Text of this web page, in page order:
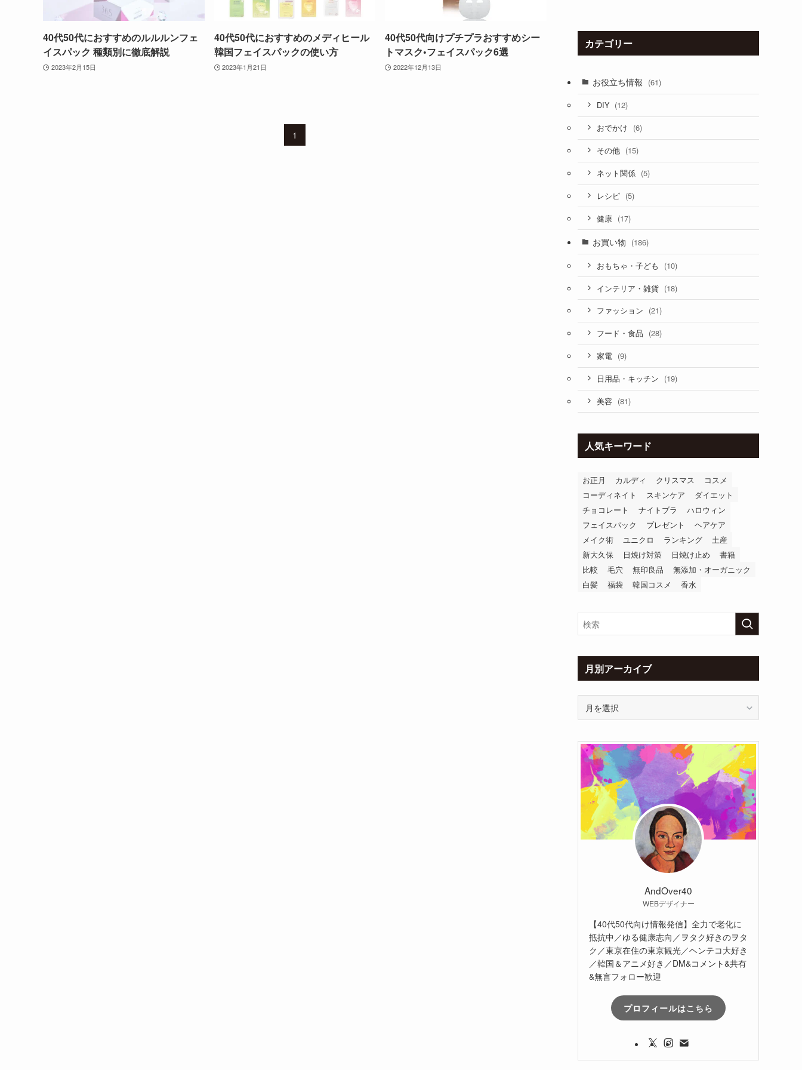
40代50代におすすめのルルルンフェ
イスパック 種類別に徹底解説
2023年2月15日
40代50代におすすめのメディヒール
韓国フェイスパックの使い方
2023年1月21日
40代50代向けプチプラおすすめシー
トマスク•フェイスパック6選
2022年12月13日
1
カテゴリー
お役立ち情報 (61)
DIY (12)
おでかけ (6)
その他 (15)
ネット関係 (5)
レシピ (5)
健康 (17)
お買い物 (186)
おもちゃ・子ども (10)
インテリア・雑貨 (18)
ファッション (21)
フード・食品 (28)
家電 (9)
日用品・キッチン (19)
美容 (81)
人気キーワード
お正月 カルディ クリスマス
コスメ
コーディネイト
スキンケア
ダイエット
チョコレート
ナイトブラ
ハロウィン
フェイスパック
プレゼント
ヘアケア
メイク術
ユニクロ ランキング
土産
新大久保
日焼け対策 日焼け止め
書籍
比較
毛穴 無印良品
無添加・オーガニック
白髪
福袋 韓国コスメ 香水
月別アーカイブ
ー
カ
ブ
AndOver40
WEBデザイナー
【40代50代向け情報発信】全力で老化に
抵抗中／ゆる健康志向／ヲタク好きのヲタ
ク／東京在住の東京観光／ヘンテコ大好き
／韓国＆アニメ好き／DM&コメント&共有
&無言フォロー歓迎
プロフィールはこちら